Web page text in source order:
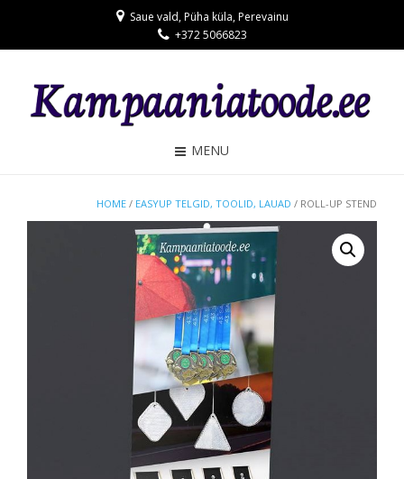
Saue vald, Püha küla, Perevainu
+372 5066823
MENU
HOME / EASYUP TELGID, TOOLID, LAUAD / ROLL-UP STEND